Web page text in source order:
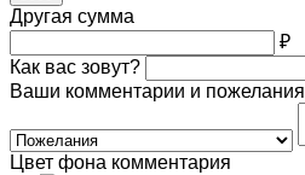
Другая сумма
₽
Как вас зовут?
Ваши комментарии и пожелания
Цвет фона комментария